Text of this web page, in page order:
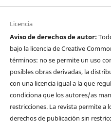
Licencia
Aviso de derechos de autor:
bajo la licencia de Creative
términos: no se permite un uso
posibles obras derivadas, la
con una licencia igual a la que
condiciona que los autores/as
restricciones. La revista permite a
derechos de publicación sin